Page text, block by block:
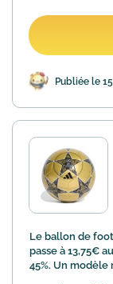
Publiée le
Le ballon de
passe à 13,75€
45%. Un modèle